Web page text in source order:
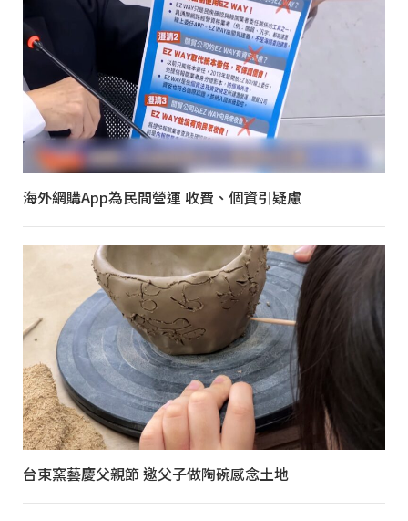
海外網購App為民間營運 收費、個資引疑慮
台東窯藝慶父親節 邀父子做陶碗感念土地